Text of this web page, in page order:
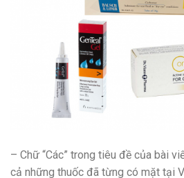
– Chữ “Các” trong tiêu đề của bài
cả những thuốc đã từng có mặt tại